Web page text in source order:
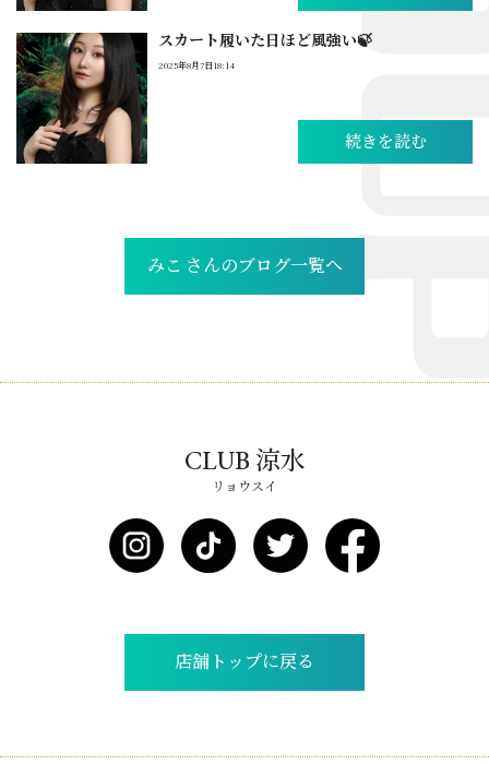
スカート履いた日ほど風強い🍃
2025年8月7日18:14
続きを読む
みこ さんのブログ一覧へ
CLUB 涼水
リョウスイ
店舗トップに戻る